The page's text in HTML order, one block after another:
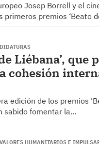
Josep Borrell y el
primeros premios ‘Beato
Liébana’, que
cohesión
edición de los premios
sabido fomentar la…
HUMANITARIOS E